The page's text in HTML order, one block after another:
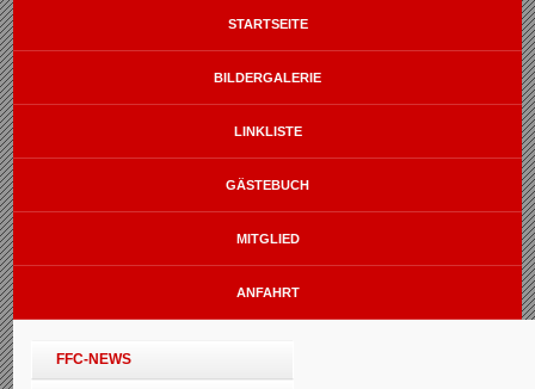
STARTSEITE
BILDERGALERIE
LINKLISTE
GÄSTEBUCH
MITGLIED
ANFAHRT
FFC-NEWS